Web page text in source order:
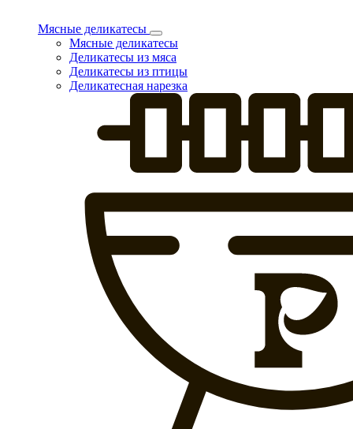
Мясные деликатесы
Мясные деликатесы
Деликатесы из мяса
Деликатесы из птицы
Деликатесная нарезка